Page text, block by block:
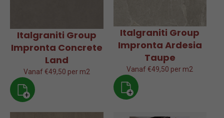
Italgraniti Group
Impronta Concrete
Land
Vanaf €49,50 per m2
+
Italgraniti Group
Impronta Ardesia
Taupe
Vanaf €49,50 per m2
+